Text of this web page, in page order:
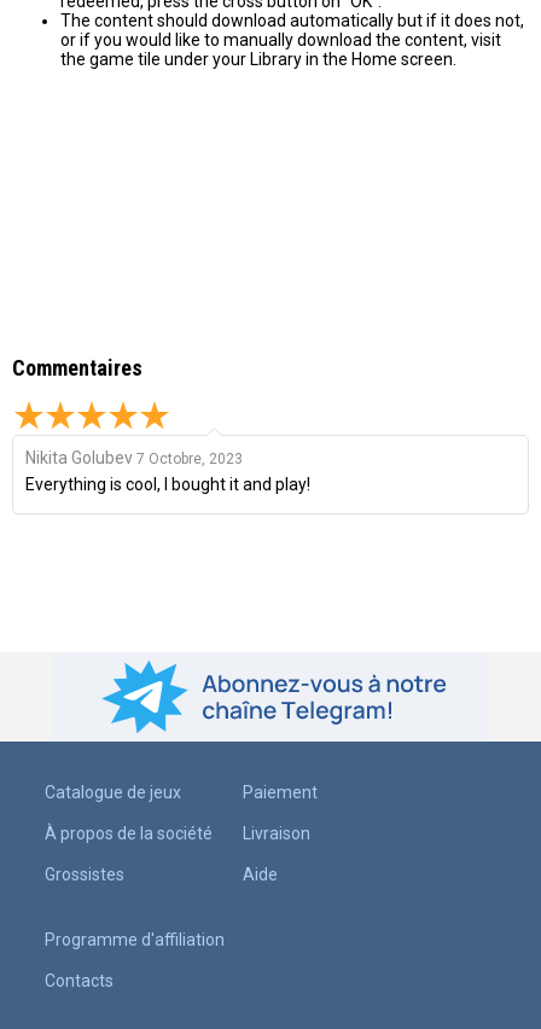
The content should download automatically but if it does not,
or if you would like to manually download the content, visit
the game tile under your Library in the Home screen.
Commentaires
Nikita Golubev 7 Octobre, 2023
Everything is cool, I bought it and play!
Catalogue de jeux
À propos de la société
Grossistes
Paiement
Livraison
Aide
Programme d'affiliation
Contacts